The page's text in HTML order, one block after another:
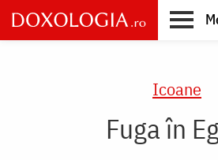
Skip
to
main
Icoane
Fuga în